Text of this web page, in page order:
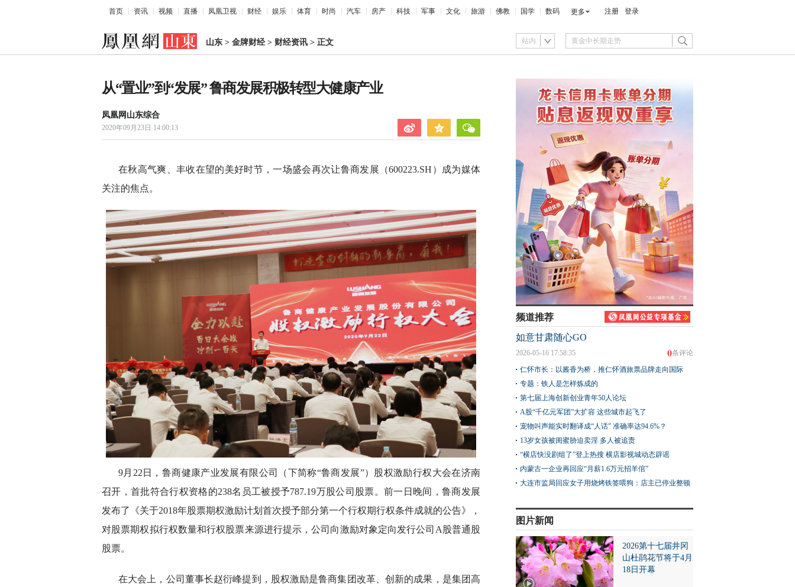
首页 资讯 视频 直播 凤凰卫视 财经 娱乐 体育 时尚 汽车 房产 科技 军事 文化 旅游 佛教 国学 数码 更多 注册 登录
山东 > 金牌财经> 财经资讯 > 正文 站内
从“置业”到“发展” 鲁商发展积极转型大健康产业
凤凰网山东综合
2020年09月23日 14:00:13
在秋高气爽、丰收在望的美好时节，一场盛会再次让鲁商发展（600223.SH）成为媒体
关注的焦点。
9月22日，鲁商健康产业发展有限公司（下简称“鲁商发展”）股权激励行权大会在济南
召开，首批符合行权资格的238名员工被授予787.19万股公司股票。前一日晚间，鲁商发展
发布了《关于2018年股票期权激励计划首次授予部分第一个行权期行权条件成就的公告》，
对股票期权拟行权数量和行权股票来源进行提示，公司向激励对象定向发行公司A股普通股
股票。
在大会上，公司董事长赵衍峰提到，股权激励是鲁商集团改革、创新的成果，是集团高
频道推荐
如意甘肃随心GO
0条评论
2026-05-16 17:58:35
仁怀市长：以酱香为桥，推仁怀酒旅票品牌走向国际
专题：铁人是怎样炼成的
第七届上海创新创业青年50人论坛
A股“千亿元军团”大扩容 这些城市起飞了
宠物叫声能实时翻译成“人话” 准确率达94.6%？
13岁女孩被闺蜜胁迫卖淫 多人被追责
“横店快没剧组了”登上热搜 横店影视城动态辟谣
内蒙古一企业再回应“月薪1.6万元招羊倌”
大连市监局回应女子用烧烤铁签喂狗：店主已停业整顿
图片新闻
2026第十七届井冈
山杜鹃花节将于4月
18日开幕